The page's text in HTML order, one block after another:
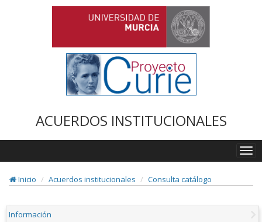
ACUERDOS INSTITUCIONALES
Inicio
Acuerdos institucionales Consulta catálogo
Información